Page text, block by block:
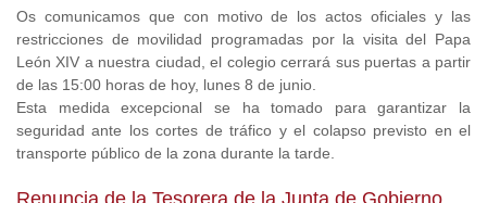
Os comunicamos que con motivo de los actos oficiales y las
restricciones de movilidad programadas por la visita del Papa
León XIV a nuestra ciudad, el colegio cerrará sus puertas a partir
de las 15:00 horas de hoy, lunes 8 de junio.
Esta medida excepcional se ha tomado para garantizar la
seguridad ante los cortes de tráfico y el colapso previsto en el
transporte público de la zona durante la tarde.